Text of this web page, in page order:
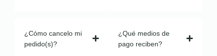
¿Cómo cancelo mi
pedido(s)?
¿Qué medios de
pago reciben?